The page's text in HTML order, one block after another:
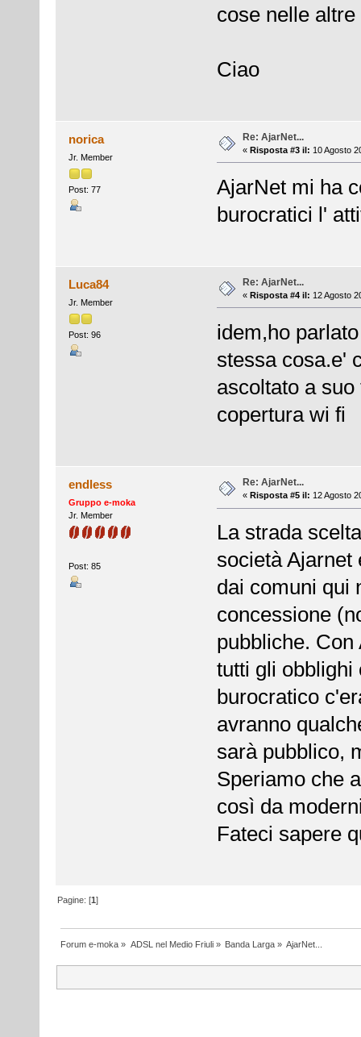
cose nelle
Ciao
norica
Jr. Member
Post: 77
Re: AjarNet...
« Risposta #3 il: 10 Agosto
AjarNet mi ha
burocratici l'
Luca84
Jr. Member
Post: 96
Re: AjarNet...
« Risposta #4 il: 12 Agosto
idem,ho
stessa cosa.e'
ascoltato a
copertura wi fi
endless
Gruppo e-moka
Jr. Member
Post: 85
Re: AjarNet...
« Risposta #5 il: 12 Agosto
La strada
società Ajarnet
dai comuni qui
concessione
pubbliche.
tutti gli obblighi
burocratico
avranno
sarà pubblico,
Speriamo che
così da
Fateci sapere
Pagine: [1]
Forum e-moka » ADSL nel Medio Friuli» Banda Larga» AjarNet...